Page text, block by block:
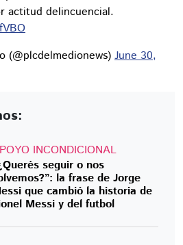
actitud delincuencial.
June 30,
INCONDICIONAL
seguir o nos
la frase de Jorge
que cambió la historia de
Messi y del futbol